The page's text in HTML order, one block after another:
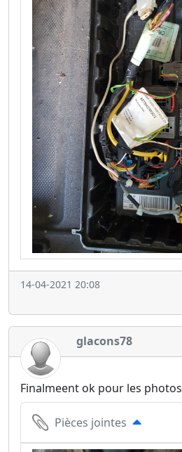
14-04-2021 20:08
glacons78
Finalmeent ok pour les photos
Pièces jointes